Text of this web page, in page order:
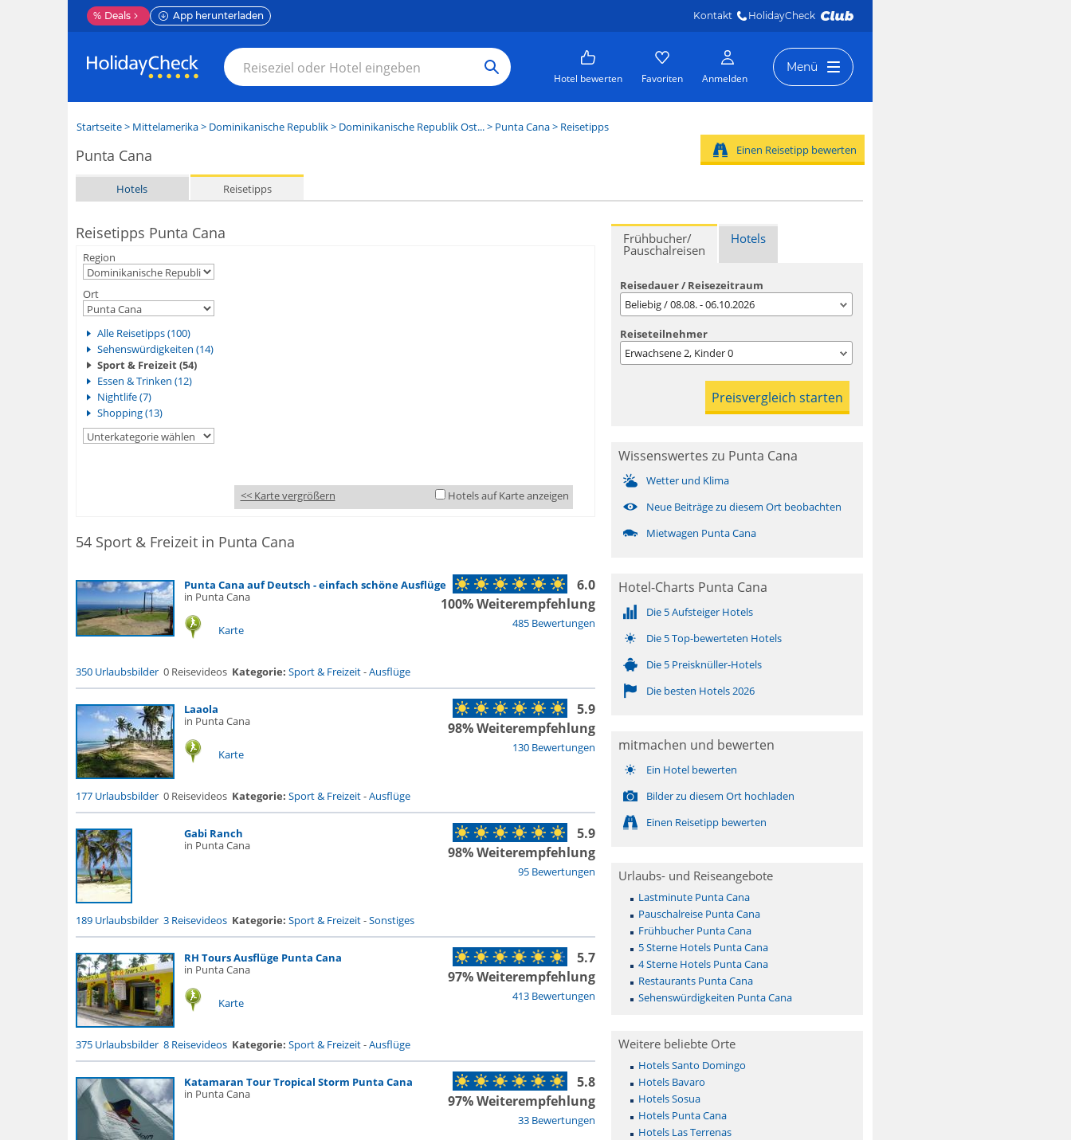
% Deals App herunterladen Kontakt HolidayCheck
Hotel bewerten Favoriten Anmelden
Menü
Startseite> Mittelamerika> Dominikanische Republik> Dominikanische Republik Ost...> Punta Cana> Reisetipps
Punta Cana
Hotels Reisetipps
Einen Reisetipp bewerten
Reisetipps Punta Cana
Region
Ort
Alle Reisetipps (100)
Sehenswürdigkeiten (14)
Sport & Freizeit (54)
Essen & Trinken (12)
Nightlife (7)
Shopping (13)
<< Karte vergrößern Hotels auf Karte anzeigen
54 Sport & Freizeit in Punta Cana
Punta Cana auf Deutsch - einfach schöne Ausflüge
in Punta Cana
Karte 485 Bewertungen
6.0
100% Weiterempfehlung
350 Urlaubsbilder 0 Reisevideos Kategorie: Sport & Freizeit-Ausflüge
Laaola
in Punta Cana
Karte 130 Bewertungen
5.9
98% Weiterempfehlung
177 Urlaubsbilder 0 Reisevideos Kategorie: Sport & Freizeit-Ausflüge
Gabi Ranch
in Punta Cana
95 Bewertungen
5.9
98% Weiterempfehlung
189 Urlaubsbilder 3 Reisevideos Kategorie: Sport & Freizeit-Sonstiges
RH Tours Ausflüge Punta Cana
in Punta Cana
Karte 413 Bewertungen
5.7
97% Weiterempfehlung
375 Urlaubsbilder 8 Reisevideos Kategorie: Sport & Freizeit-Ausflüge
Katamaran Tour Tropical Storm Punta Cana
in Punta Cana
33 Bewertungen
5.8
97% Weiterempfehlung
Frühbucher/
Pauschalreisen
Hotels
Reisedauer / Reisezeitraum
Beliebig / 08.08. - 06.10.2026
Reiseteilnehmer
Erwachsene2, Kinder0
Wissenswertes zu Punta Cana
Wetter und Klima
Neue Beiträge zu diesem Ort beobachten
Mietwagen Punta Cana
Hotel-Charts Punta Cana
Die 5 Aufsteiger Hotels
Die 5 Top-bewerteten Hotels
Die 5 Preisknüller-Hotels
Die besten Hotels 2026
mitmachen und bewerten
Ein Hotel bewerten
Bilder zu diesem Ort hochladen
Einen Reisetipp bewerten
Urlaubs- und Reiseangebote
Lastminute Punta Cana
Pauschalreise Punta Cana
Frühbucher Punta Cana
5 Sterne Hotels Punta Cana
4 Sterne Hotels Punta Cana
Restaurants Punta Cana
Sehenswürdigkeiten Punta Cana
Weitere beliebte Orte
Hotels Santo Domingo
Hotels Bavaro
Hotels Sosua
Hotels Punta Cana
Hotels Las Terrenas